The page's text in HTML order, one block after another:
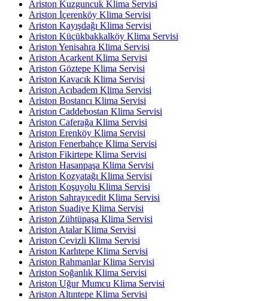
Ariston Kuzguncuk Klima Servisi
Ariston İçerenköy Klima Servisi
Ariston Kayışdağı Klima Servisi
Ariston Küçükbakkalköy Klima Servisi
Ariston Yenisahra Klima Servisi
Ariston Acarkent Klima Servisi
Ariston Göztepe Klima Servisi
Ariston Kavacık Klima Servisi
Ariston Acıbadem Klima Servisi
Ariston Bostancı Klima Servisi
Ariston Caddebostan Klima Servisi
Ariston Caferağa Klima Servisi
Ariston Erenköy Klima Servisi
Ariston Fenerbahçe Klima Servisi
Ariston Fikirtepe Klima Servisi
Ariston Hasanpaşa Klima Servisi
Ariston Kozyatağı Klima Servisi
Ariston Koşuyolu Klima Servisi
Ariston Sahrayıcedit Klima Servisi
Ariston Suadiye Klima Servisi
Ariston Zühtüpaşa Klima Servisi
Ariston Atalar Klima Servisi
Ariston Cevizli Klima Servisi
Ariston Karlıtepe Klima Servisi
Ariston Rahmanlar Klima Servisi
Ariston Soğanlık Klima Servisi
Ariston Uğur Mumcu Klima Servisi
Ariston Altıntepe Klima Servisi